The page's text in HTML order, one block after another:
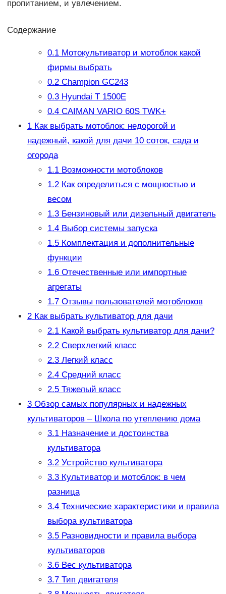
пропитанием, и увлечением.
Содержание
0.1Мотокультиватор и мотоблок какой
фирмы выбрать
0.2Champion GC243
0.3Hyundai T 1500E
0.4CAIMAN VARIO 60S TWK+
1Как выбрать мотоблок: недорогой и
надежный, какой для дачи 10 соток, сада и
огорода
1.1Возможности мотоблоков
1.2Как определиться с мощностью и
весом
1.3Бензиновый или дизельный двигатель
1.4Выбор системы запуска
1.5Комплектация и дополнительные
функции
1.6Отечественные или импортные
агрегаты
1.7Отзывы пользователей мотоблоков
2Как выбрать культиватор для дачи
2.1Какой выбрать культиватор для дачи?
2.2Сверхлегкий класс
2.3Легкий класс
2.4Средний класс
2.5Тяжелый класс
3Обзор самых популярных и надежных
культиваторов – Школа по утеплению дома
3.1Назначение и достоинства
культиватора
3.2Устройство культиватора
3.3Культиватор и мотоблок: в чем
разница
3.4Технические характеристики и правила
выбора культиватора
3.5Разновидности и правила выбора
культиваторов
3.6Вес культиватора
3.7Тип двигателя